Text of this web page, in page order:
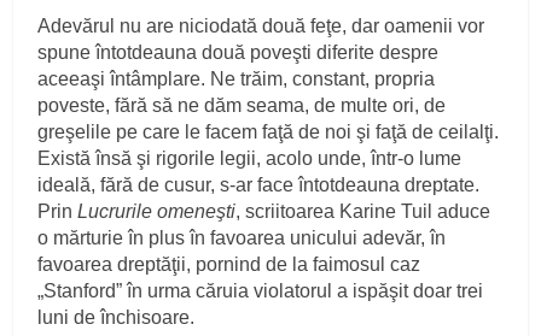
Adevărul nu are niciodată două feţe, dar oamenii vor
spune întotdeauna două poveşti diferite despre
aceeaşi întâmplare. Ne trăim, constant, propria
poveste, fără să ne dăm seama, de multe ori, de
greşelile pe care le facem faţă de noi şi faţă de ceilalţi.
Există însă şi rigorile legii, acolo unde, într-o lume
ideală, fără de cusur, s-ar face întotdeauna dreptate.
PrinLucrurile omeneşti, scriitoarea Karine Tuil aduce
o mărturie în plus în favoarea unicului adevăr, în
favoarea dreptăţii, pornind de la faimosul caz
„Stanford” în urma căruia violatorul a ispăşit doar trei
luni de închisoare.